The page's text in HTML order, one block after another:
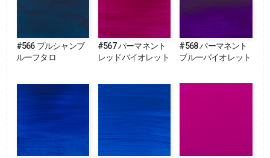
#566 プルシャンブ
ルーフタロ
#567 パーマネント
レッドバイオレット
#568 パーマネント
ブルーバイオレット